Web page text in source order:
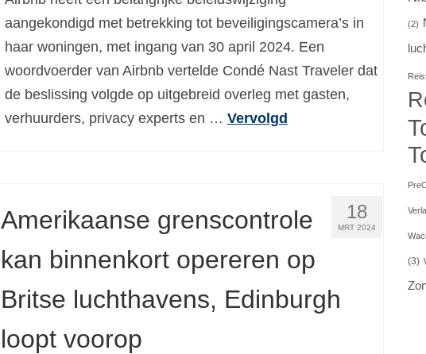
aangekondigd met betrekking tot beveiligingscamera’s in
haar woningen, met ingang van 30 april 2024. Een
woordvoerder van Airbnb vertelde Condé Nast Traveler dat
de beslissing volgde op uitgebreid overleg met gasten,
verhuurders, privacy experts en … Vervolgd
18
MRT 2024
Amerikaanse grenscontrole
kan binnenkort opereren op
Britse luchthavens, Edinburgh
loopt voorop
(2)
(3)